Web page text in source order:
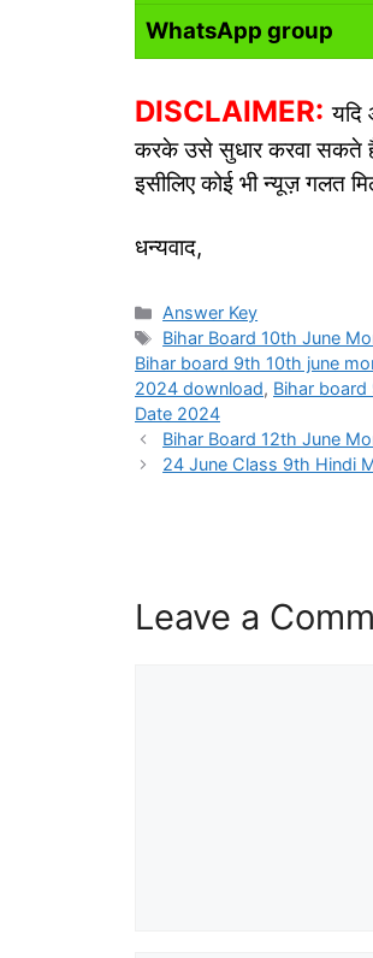
WhatsApp group
DISCLAIMER: यदि
करके उसे सुधार करवा सकते
इसीलिए कोई भी न्यूज़ गलत
धन्यवाद,
Categories
Answer Key
Tags
Bihar Board 10th June
Bihar board 9th 10th june
2024 download, Bihar
Date 2024
Bihar Board 12th June
24 June Class 9th Hindi
Leave a